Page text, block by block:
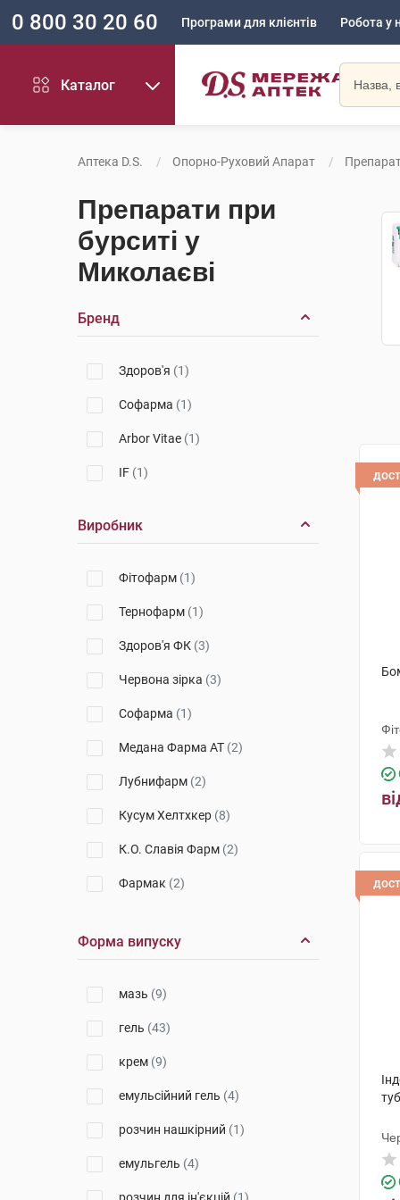
0 800 30 20 60 Програми для клієнтів Робота у
Каталог
Аптека D.S. Опорно-Руховий Апарат
Препарати при
бурситі у
Миколаєві
Бренд
Здоров'я (1)
Софарма (1)
Arbor Vitae (1)
IF (1)
Виробник
Фітофарм (1)
Тернофарм (1)
Здоров'я ФК (3)
Червона зірка (3)
Софарма (1)
Медана Фарма АТ (2)
Лубнифарм (2)
Кусум Хелтхкер (8)
К.О. Славія Фарм (2)
Фармак (2)
Віола(1)
Форма випуску
мазь (9)
гель (43)
крем (9)
емульсійний гель (4)
розчин нашкірний (1)
емульгель (4)